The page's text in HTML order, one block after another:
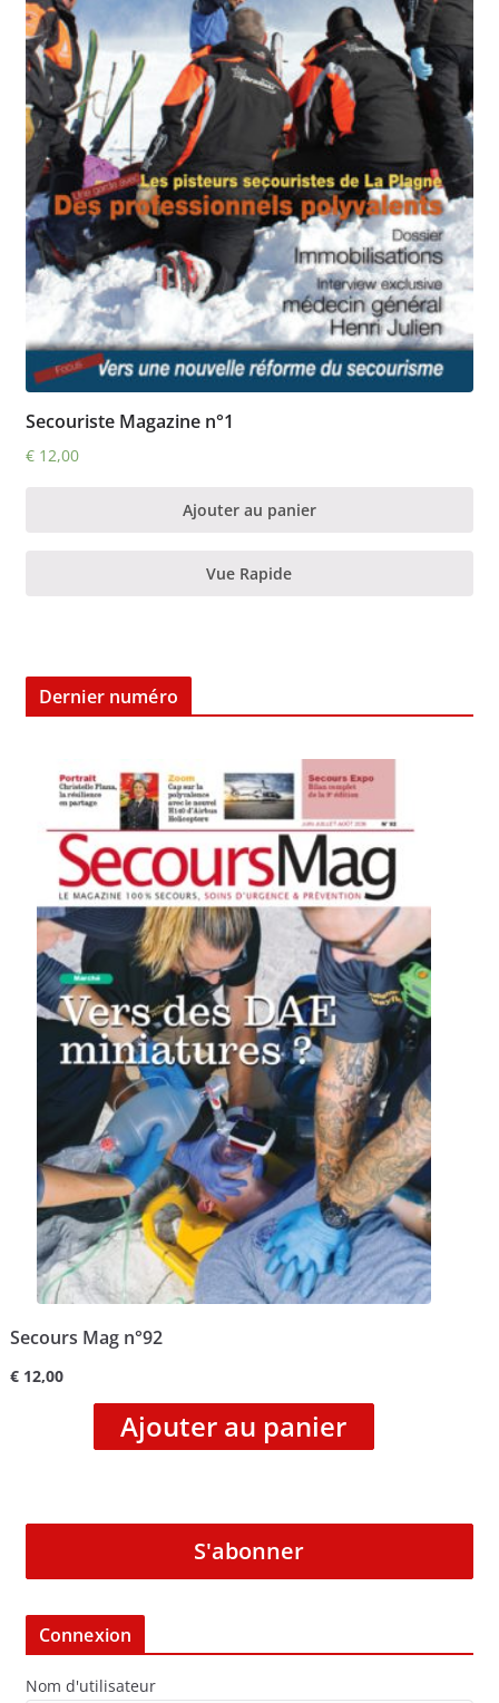
Secouriste Magazine n°1
€12,00
Ajouter au panier
Vue Rapide
Dernier numéro
Secours Mag n°92
€12,00
Ajouter au panier
S'abonner
Connexion
Nom d'utilisateur